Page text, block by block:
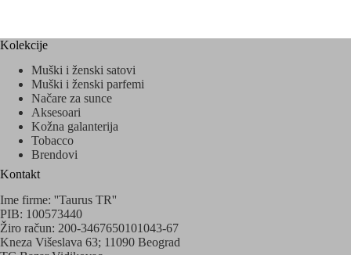
Kolekcije
Muški i ženski satovi
Muški i ženski parfemi
Načare za sunce
Aksesoari
Kožna galanterija
Tobacco
Brendovi
Kontakt
Ime firme: ''Taurus TR''
PIB: 100573440
Žiro račun: 200-3467650101043-67
Kneza Višeslava 63; 11090 Beograd